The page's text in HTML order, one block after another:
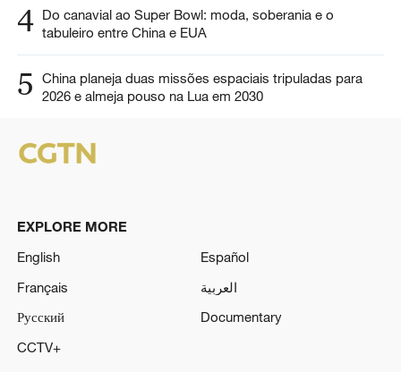
4 Do canavial ao Super Bowl: moda, soberania e o
tabuleiro entre China e EUA
5
China planeja duas missões espaciais tripuladas para
2026 e almeja pouso na Lua em 2030
EXPLORE MORE
English
Español
Français
العربية
Русский
Documentary
CCTV+